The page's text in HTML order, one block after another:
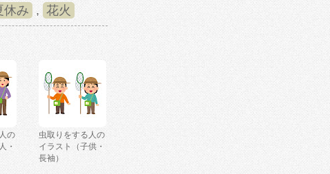
休み , 花火
の
・
虫取りをする人の
イラスト（子供・
長袖）